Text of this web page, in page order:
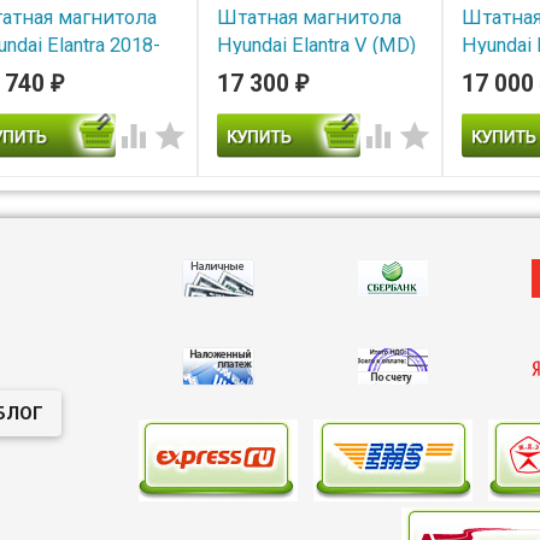
магнитола
Elantra 2018-
FarCar D1159M
наличии
магнитола
D1159M Android
₽
 
Штатная магнитола
Hyundai Elantra V (MD)
2014-2016 OEM GT7-
В наличии
Штатная магнитола
2016 OEM GT7-RP-HDELC-
17 300 ₽
 
Hyundai
2011-
Android
Штатная
191
17 000